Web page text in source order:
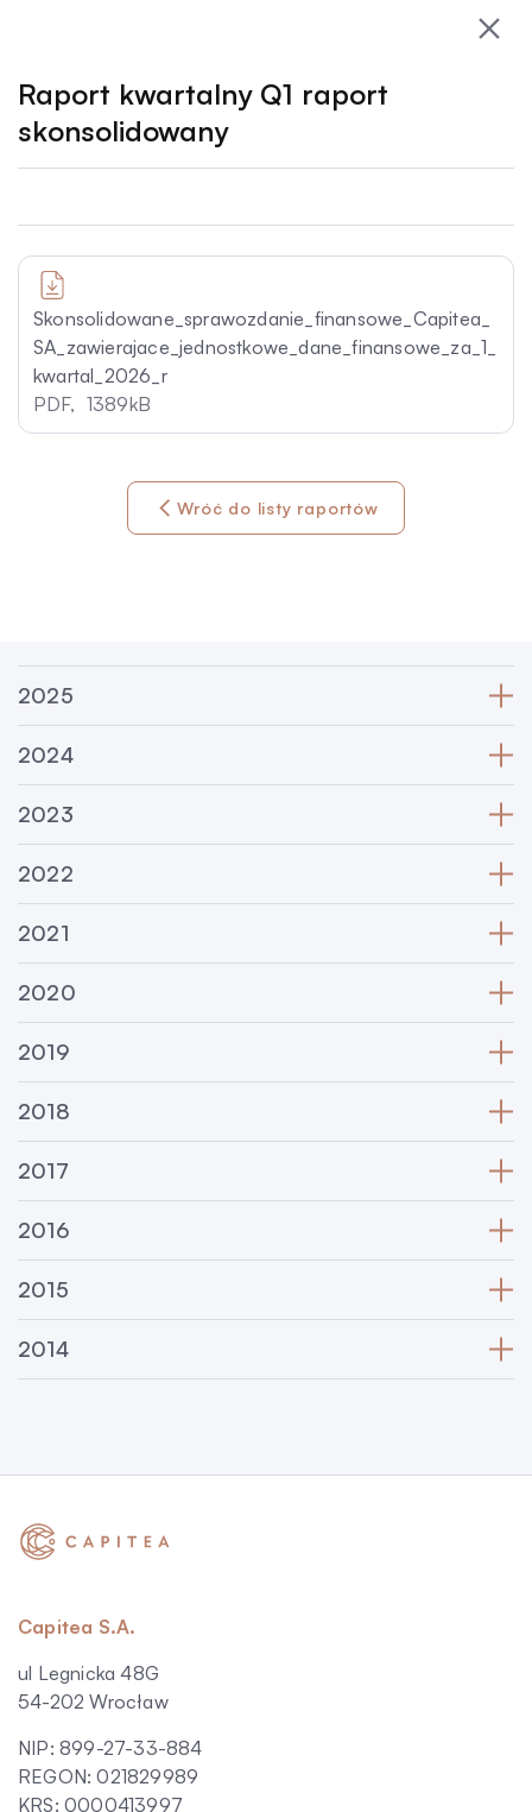
O nas
Relacje Inwestorskie
Dla Dłużnika
Komunikaty
Raporty okresowe
Raporty
Raporty okresowe
Raporty bieżące ESPI
Raporty historyczne
2025
2024
2023
2022
2021
2020
2019
2018
2017
2016
2015
2014
Raport kwartalny Q1 raport
skonsolidowany
Skonsolidowane_sprawozdanie_finansowe_Capitea_
SA_zawierajace_jednostkowe_dane_finansowe_za_1_
kwartal_2026_r
PDF, 1389kB
Wróć do listy raportów
Capitea S.A.
ul Legnicka 48G
54-202 Wrocław
NIP: 899-27-33-884
REGON: 021829989
KRS: 0000413997